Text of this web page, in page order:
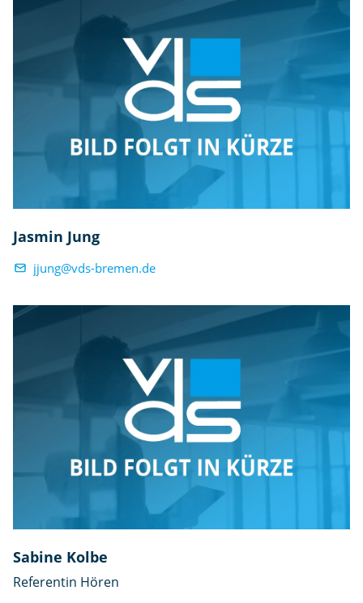
Jasmin Jung
jjung@vds-bremen.de
Sabine Kolbe
Referentin Hören